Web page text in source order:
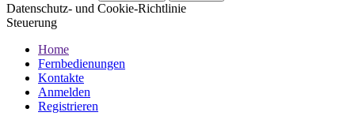
Datenschutz- und Cookie-Richtlinie
Steuerung
Home
Fernbedienungen
Kontakte
Anmelden
Registrieren